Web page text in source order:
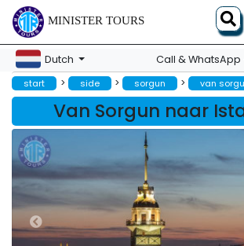
MINISTER TOURS
Dutch Call & WhatsApp
start > side > sorgun > van
Van Sorgun naar